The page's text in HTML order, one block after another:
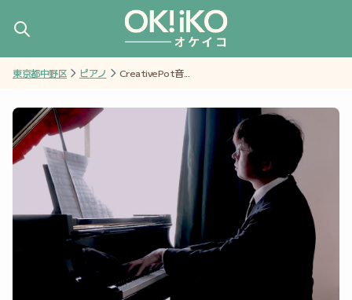
東京都中野区 ピアノ CreativePot音...